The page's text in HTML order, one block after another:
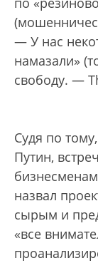
— У нас
намазали»
свободу. —
Судя по
Путин,
назвал
сырым и
«все